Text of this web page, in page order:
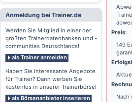
Anmeldung bei Trainer.de
Werden Sie Mitglied in einer der
größten Trainerdatenbanken und -
communities Deutschlands!
als Trainer anmelden
Haben Sie interessante Angebote
für Trainer? Dann werben Sie
kostenlos in unserer Trainerbörse!
als Börsenanbieter inserieren
Preis:
149
Nach